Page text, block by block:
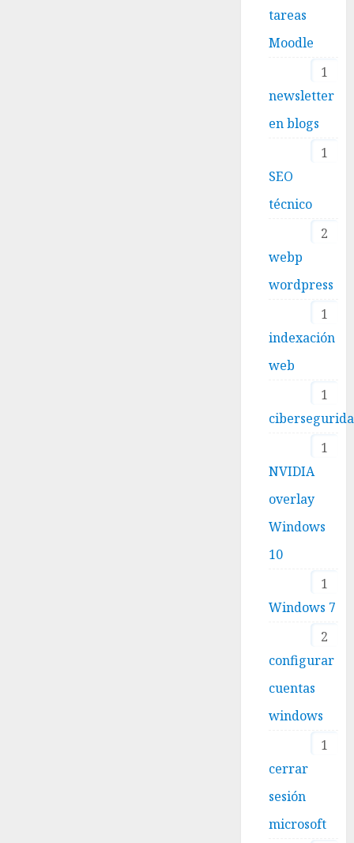
tareas
Moodle
1
newsletter
en blogs
1
SEO
técnico
2
webp
wordpress
1
indexación
web
1
1
NVIDIA
overlay
Windows
10
1
Windows 7
2
configurar
cuentas
windows
1
cerrar
sesión
microsoft